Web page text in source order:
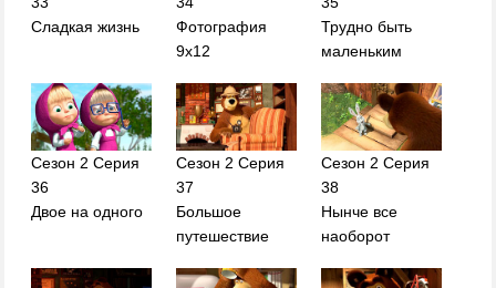
Сладкая жизнь
Фотография
9х12
Трудно быть
маленьким
Сезон 2 Серия
36
Двое на одного
Сезон 2 Серия
37
Большое
путешествие
Сезон 2 Серия
38
Нынче все
наоборот